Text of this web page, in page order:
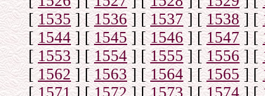
[1535] [1536] [1537] [1538] [
[1544] [1545] [1546] [1547] [
[1553] [1554] [1555] [1556] [
[1562] [1563] [1564 ] [1565] [
[1571] [1572] [1573] [1574] [